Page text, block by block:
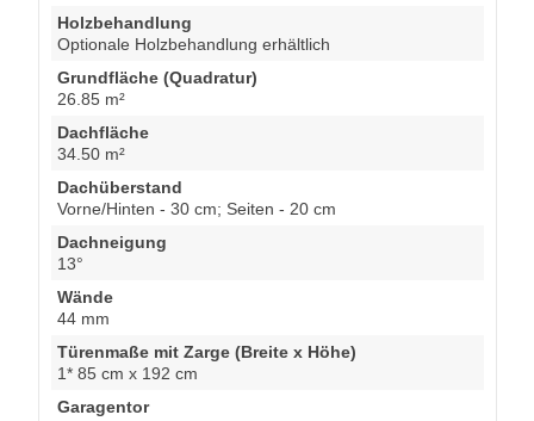
Holzbehandlung
Optionale Holzbehandlung erhältlich
Grundfläche (Quadratur)
26.85 m²
Dachfläche
34.50 m²
Dachüberstand
Vorne/Hinten - 30 cm; Seiten - 20 cm
Dachneigung
13°
Wände
44 mm
Türenmaße mit Zarge (Breite x Höhe)
1* 85 cm x 192 cm
Garagentor